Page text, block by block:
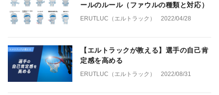
ールのルール（ファウルの種類と対応）
ERUTLUC（エルトラック） 2022/04/28
【エルトラックが教える】選手の自己肯
定感を高める
ERUTLUC（エルトラック） 2022/08/31